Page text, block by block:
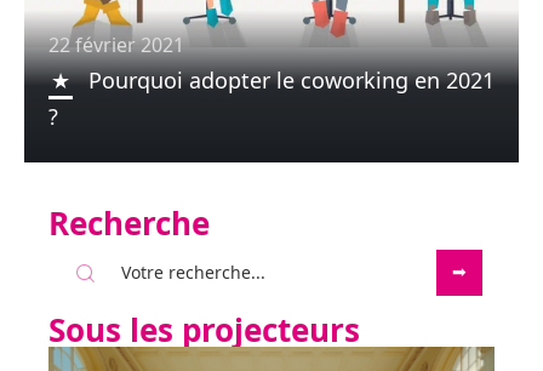
22 février 2021
Pourquoi adopter le coworking en 2021
?
Recherche
Sous les projecteurs